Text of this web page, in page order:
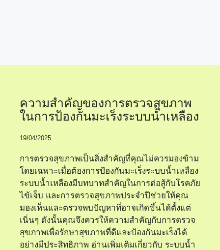
ความสำคัญของการตรวจสุขภาพ
ในการป้องกันมะเร็งระบบน้ำเหลือง
19/04/2025
การตรวจสุขภาพเป็นสิ่งสำคัญที่คุณไม่ควรมองข้าม
โดยเฉพาะเมื่อต้องการป้องกันมะเร็งระบบน้ำเหลือง
ระบบน้ำเหลืองมีบทบาทสำคัญในการต่อสู้กับโรคภัย
ไข้เจ็บ และการตรวจสุขภาพประจำปีช่วยให้คุณ
มองเห็นและตรวจพบปัญหาที่อาจเกิดขึ้นได้ตั้งแต่
เนิ่นๆ ดังนั้นคุณจึงควรให้ความสำคัญกับการตรวจ
สุขภาพเพื่อรักษาสุขภาพที่ดีและป้องกันมะเร็งได้
อย่างมีประสิทธิภาพ อ่านเพิ่มเติมเกี่ยวกับ ระบบน้ำ